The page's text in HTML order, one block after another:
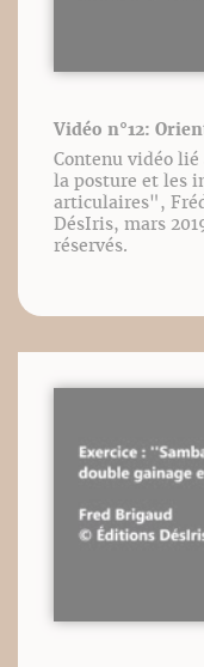
Vidéo n°12:
Contenu vidéo
la posture et les
articulaires",
DésIris, mars
réservés.